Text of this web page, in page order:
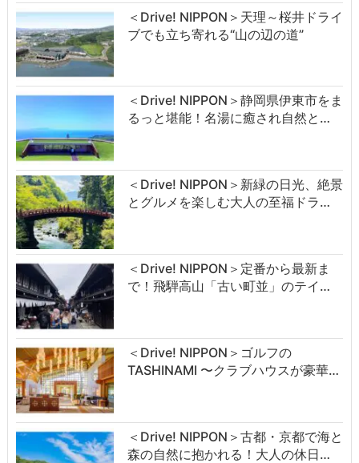
＜Drive! NIPPON＞天理～桜井ドライ
ブでも立ち寄れる“山の辺の道”
＜Drive! NIPPON＞静岡県伊東市をま
るっと堪能！名湯に癒され自然と…
＜Drive! NIPPON＞新緑の日光、絶景
とグルメを楽しむ大人の至福ドラ…
＜Drive! NIPPON＞定番から最新ま
で！飛騨高山「古い町並」のテイ…
＜Drive! NIPPON＞ゴルフの
TASHINAMI 〜クラブハウスが豪華…
＜Drive! NIPPON＞古都・京都で海と
森の自然に抱かれる！大人の休日…